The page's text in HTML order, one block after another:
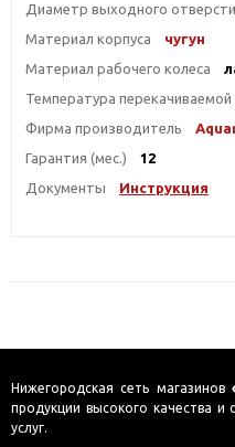
Диаметр выходного
Материал корпуса
чугун
Материал рабочего колеса
Температура
Фирма производитель
Гарантия (мес.)
12
Документы
Инструкция
Нижегородская сеть магазинов
продукции высокого качества и
услуг.